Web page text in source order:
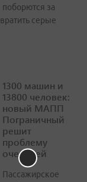
поборются за
серые
1300 машин и
13800 человек:
новый МАПП
Пограничный
решит
проблему
очередей
Пассажирское